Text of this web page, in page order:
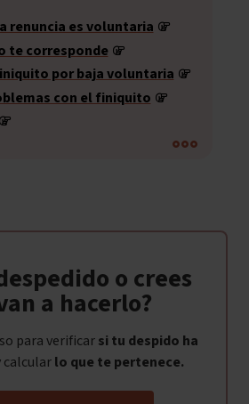
renuncia es voluntaria
te corresponde
por baja voluntaria
con el finiquito
o crees
a hacerlo?
para verificarsi tu despido ha
calcularlo que te pertenece.